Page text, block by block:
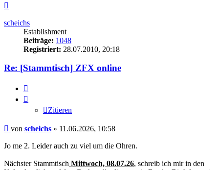
scheichs
Establishment
Beiträge: 1048
Registriert: 28.07.2010, 20:18
Re: [Stammtisch] ZFX online
Zitieren
Beitrag
von scheichs » 11.06.2026, 10:58
Jo me 2. Leider auch zu viel um die Ohren.
Nächster Stammtisch Mittwoch, 08.07.26, schreib ich mir in den